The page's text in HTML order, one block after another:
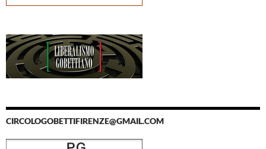
CIRCOLOGOBETTIFIRENZE@GMAIL.COM